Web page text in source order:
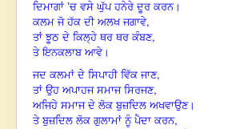
ਦਿਮਾਗਾਂ ’ਚ ਵਸੇ ਘੁੱਪ ਹਨੇਰੇ ਦੂਰ ਕਰਨ।
ਕਲਮ ਜੋ ਹੱਕ ਦੀ ਅਲਖ ਜਗਾਵੇ,
ਤਾਂ ਝੂਠ ਦੇ ਕਿਲ੍ਹੇ ਥਰ ਥਰ ਕੰਬਣ,
ਤੇ ਇਨਕਲਾਬ ਆਵੇ।
ਜਦ ਕਲਮਾਂ ਦੇ ਸਿਪਾਹੀ ਵਿੱਕ ਜਾਣ,
ਤਾਂ ਉਹ ਅਪਾਹਜ ਸਮਾਜ ਸਿਰਜਣ,
ਅਜਿਹੇ ਸਮਾਜ ਦੇ ਲੋਕ ਬੁਜ਼ਦਿਲ ਅਖਵਾਉਣ।
ਤੇ ਬੁਜ਼ਦਿਲ ਲੋਕ ਗੁਲਾਮਾਂ ਨੂੰ ਪੈਦਾ ਕਰਨ,